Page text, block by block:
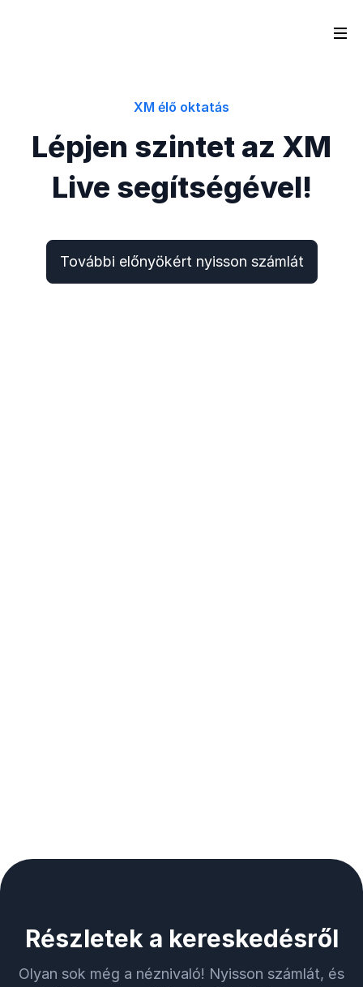
XM élő oktatás
Lépjen szintet az XM
Live segítségével!
További előnyökért nyisson számlát
Részletek a kereskedésről
Olyan sok még a néznivaló! Nyisson számlát, és